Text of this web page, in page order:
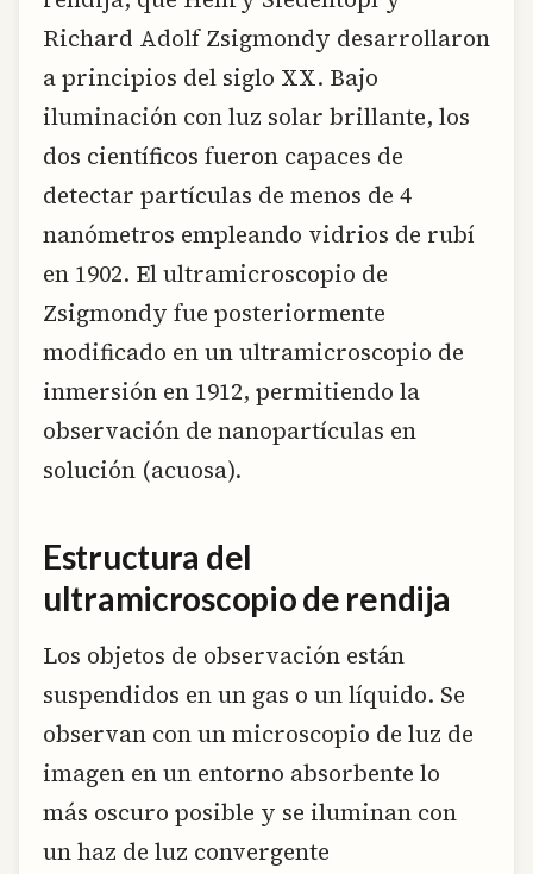
Richard Adolf Zsigmondy desarrollaron
a principios del siglo XX. Bajo
iluminación con luz solar brillante, los
dos científicos fueron capaces de
detectar partículas de menos de 4
nanómetros empleando vidrios de rubí
en 1902. El ultramicroscopio de
Zsigmondy fue posteriormente
modificado en un ultramicroscopio de
inmersión en 1912, permitiendo la
observación de nanopartículas en
solución (acuosa).
Estructura del
ultramicroscopio de rendija
Los objetos de observación están
suspendidos en un gas o un líquido. Se
observan con un microscopio de luz de
imagen en un entorno absorbente lo
más oscuro posible y se iluminan con
un haz de luz convergente